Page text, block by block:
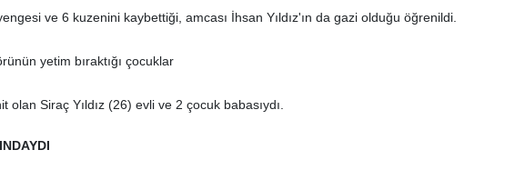
ve 6 kuzenini kaybettiği, amcası İhsan Yıldız'ın da gazi olduğu öğrenildi.
olan Siraç Yıldız (26) evli ve 2 çocuk babasıydı.